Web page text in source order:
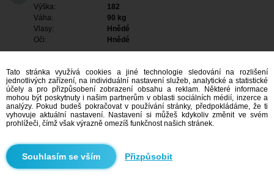
Výška:
182
Váha:
90 kg
Vlasy:
Hnědé
Oči:
Hnědé
Mám zájem
Tato stránka využívá cookies a jiné technologie sledování na rozlišení
jednotlivých zařízení, na individuální nastavení služeb, analytické a statistické
účely a pro přizpůsobení zobrazení obsahu a reklam. Některé informace
mohou být poskytnuty i našim partnerům v oblasti sociálních médií, inzerce a
analýzy. Pokud budeš pokračovat v používání stránky, předpokládáme, že ti
vyhovuje aktuální nastavení. Nastavení si můžeš kdykoliv změnit ve svém
prohlížeči, čímž však výrazně omezíš funkčnost našich stránek.
Přizpůsobit